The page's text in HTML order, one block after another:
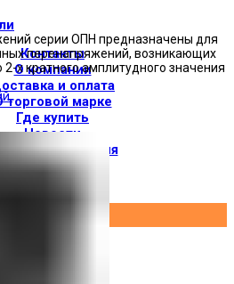
Контакты
О компании
и оплата
торговой марке
Где купить
Новости
/ Регистрация
серии ОПН предназначены для
перенапряжений, возникающих
х кратного амплитудного значения